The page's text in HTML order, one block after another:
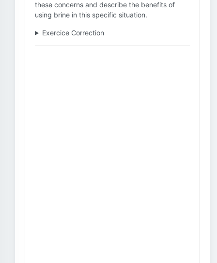
these concerns and describe the benefits of
using brine in this specific situation.
Exercice Correction